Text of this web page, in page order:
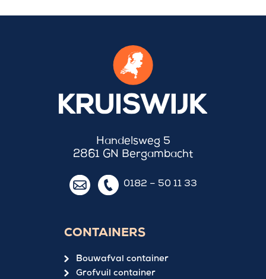
Handelsweg 5
2861 GN Bergambacht
0182 – 50 11 33
CONTAINERS
Bouwafval container
Grofvuil container